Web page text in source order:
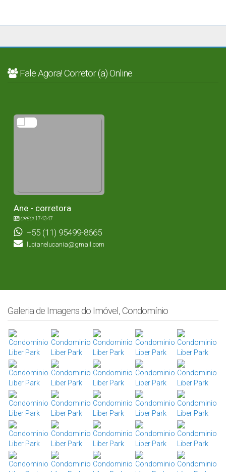
Fale Agora! Corretor (a) Online
Ane - corretora
CRECI174347
+55 (11) 95499-8665
lucianelucania@gmail.com
Galeria de Imagens do Imóvel, Condomínio